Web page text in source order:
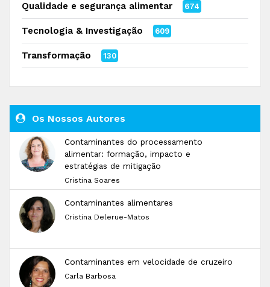
Qualidade e segurança alimentar 674
Tecnologia & Investigação 609
Transformação 130
Os Nossos Autores
Contaminantes do processamento
alimentar: formação, impacto e
estratégias de mitigação
Cristina Soares
Contaminantes alimentares
Cristina Delerue-Matos
Contaminantes em velocidade de cruzeiro
Carla Barbosa